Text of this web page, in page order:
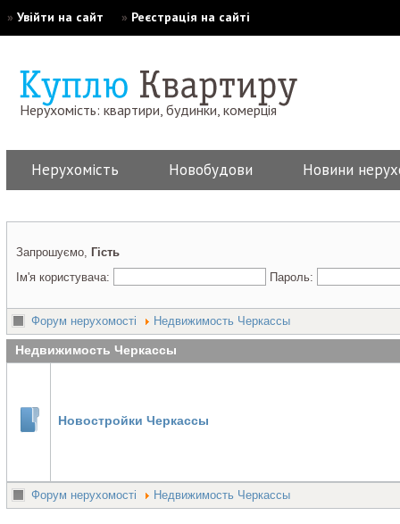
» Увійти на сайт » Реєстрація на сайті
Нерухомість: квартири, будинки, комерція
Нерухомість Новобудови Новини
Запрошуємо, Гість
Ім'я користувача:
Пароль:
Форум нерухомості Недвижимость Черкассы
Недвижимость Черкассы
Новостройки Черкассы
Форум нерухомості Недвижимость Черкассы